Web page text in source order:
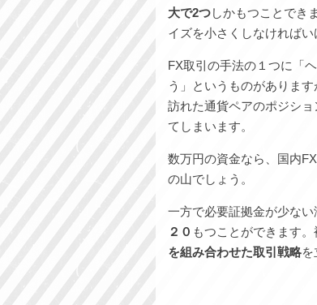
大で2つしかもつことでき
イズを小さくしなければい
FX取引の手法の１つに「
う」というものがありま
訪れた通貨ペアのポジシ
てしまいます。
数万円の資金なら、国内
の山でしょう。
一方で必要証拠金が少な
２０ もつことができます
を組み合わせた取引戦略を